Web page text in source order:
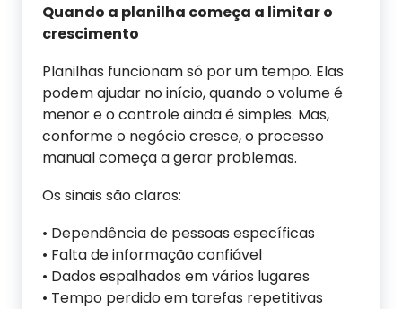
Quando a planilha começa a limitar o
crescimento
Planilhas funcionam só por um tempo. Elas
podem ajudar no início, quando o volume é
menor e o controle ainda é simples. Mas,
conforme o negócio cresce, o processo
manual começa a gerar problemas.
Os sinais são claros:
• Dependência de pessoas específicas
• Falta de informação confiável
• Dados espalhados em vários lugares
• Tempo perdido em tarefas repetitivas